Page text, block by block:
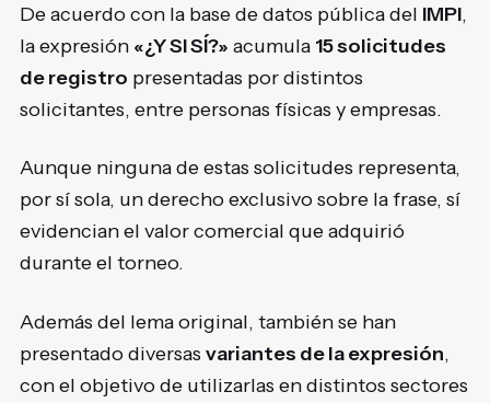
De acuerdo con la base de datos pública del IMPI,
la expresión «¿Y SI SÍ?» acumula 15 solicitudes
de registro presentadas por distintos
solicitantes, entre personas físicas y empresas.
Aunque ninguna de estas solicitudes representa,
por sí sola, un derecho exclusivo sobre la frase, sí
evidencian el valor comercial que adquirió
durante el torneo.
Además del lema original, también se han
presentado diversas variantes de la expresión,
con el objetivo de utilizarlas en distintos sectores